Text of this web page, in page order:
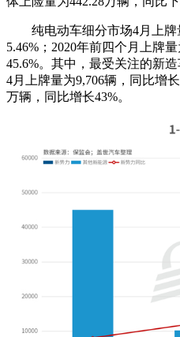
纯电动车细分市场4月上
5.46%；2020年前四个月上牌
45.6%。其中，最受关注的新
4月上牌量为9,706辆，同比增
万辆，同比增长43%。